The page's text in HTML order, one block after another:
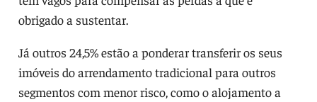
obrigado a sustentar.
Já outros 24,5% estão a ponderar transferir os seus
imóveis do arrendamento tradicional para outros
segmentos com menor risco, como o alojamento a